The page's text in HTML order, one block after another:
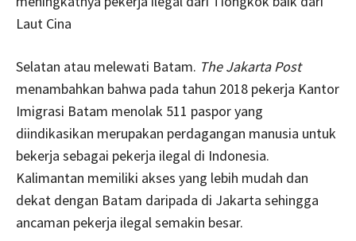
Laut Cina
Selatan atau melewati Batam. The Jakarta Post
menambahkan bahwa pada tahun 2018 pekerja Kantor
Imigrasi Batam menolak 511 paspor yang
diindikasikan merupakan perdagangan manusia untuk
bekerja sebagai pekerja ilegal di Indonesia.
Kalimantan memiliki akses yang lebih mudah dan
dekat dengan Batam daripada di Jakarta sehingga
ancaman pekerja ilegal semakin besar.